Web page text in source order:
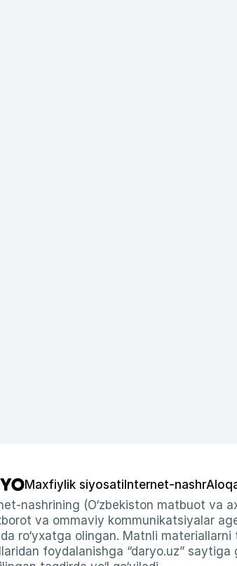
Maxfiylik siyosati Internet-nashr
nashrining (O‘zbekiston matbuot va
va ommaviy kommunikatsiyalar
ro‘yxatga olingan. Matnli
foydalanishga “daryo.uz”